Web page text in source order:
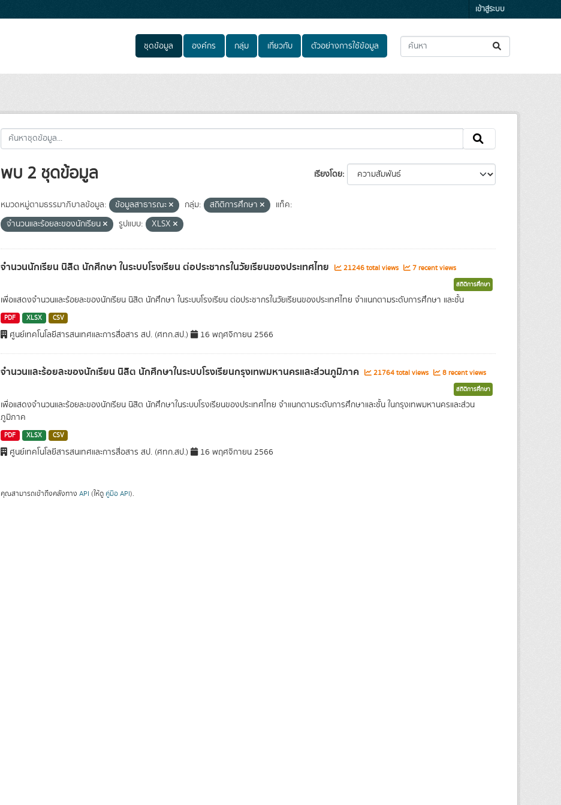
เข้าสู่ระบบ
ชุดข้อมูล องค์กร กลุ่ม เกี่ยวกับ ตัวอย่างการใช้ข้อมูล
เรียงโดย
พบ 2 ชุดข้อมูล
หมวดหมู่ตามธรรมาภิบาลข้อมูล: ข้อมูลสาธารณะ กลุ่ม: สถิติการศึกษา
แท็ค:
จำนวนและร้อยละของนักเรียน
รูปแบบ: XLSX
จำนวนนักเรียน นิสิต นักศึกษา ในระบบโรงเรียน ต่อประชากรในวัยเรียนของประเทศไทย 21246 total views 7 recent views
สถิติการศึกษา
เพื่อแสดงจำนวนและร้อยละของนักเรียน นิสิต นักศึกษา ในระบบโรงเรียน ต่อประชากรในวัยเรียนของประเทศไทย จำแนกตามระดับการศึกษา และชั้น
PDF XLSX CSV
ศูนย์เทคโนโลยีสารสนเทศและการสื่อสาร สป. (ศทก.สป.) 16 พฤศจิกายน 2566
จำนวนและร้อยละของนักเรียน นิสิต นักศึกษาในระบบโรงเรียนกรุงเทพมหานครและส่วนภูมิภาค 21764 total views 8 recent views
สถิติการศึกษา
เพื่อแสดงจำนวนและร้อยละของนักเรียน นิสิต นักศึกษาในระบบโรงเรียนของประเทศไทย จำแนกตามระดับการศึกษาและชั้น ในกรุงเทพมหานครและส่วน
ภูมิภาค
PDF XLSX CSV
ศูนย์เทคโนโลยีสารสนเทศและการสื่อสาร สป. (ศทก.สป.) 16 พฤศจิกายน 2566
คุณสามารถเข้าถึงคลังทาง API (ให้ดู คู่มือ API).